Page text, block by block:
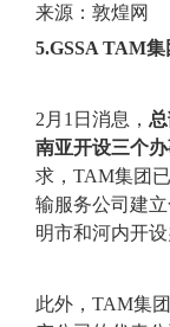
来源：敦煌网
5.GSSA TAM
2月1日消息，
南亚开设三个办
求，TAM集团
输服务公司建
明市和河内开设
此外，TAM集